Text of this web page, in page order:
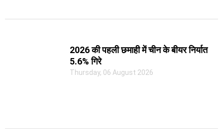
2026 की पहली छमाही में चीन के बीयर निर्यात
5.6% गिरे
Thursday, 06 August 2026